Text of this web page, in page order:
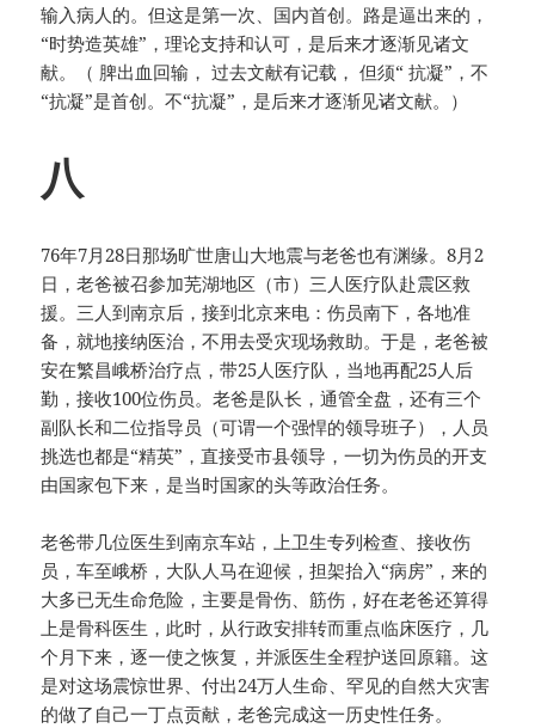
输入病人的。但这是第一次、国内首创。路是逼出来的，
“时势造英雄”，理论支持和认可，是后来才逐渐见诸文
献。（ 脾出血回输， 过去文献有记载， 但须“ 抗凝”，不
“抗凝”是首创。不“抗凝”，是后来才逐渐见诸文献。）
八
76年7月28日那场旷世唐山大地震与老爸也有渊缘。8月2
日，老爸被召参加芜湖地区（市）三人医疗队赴震区救
援。三人到南京后，接到北京来电：伤员南下，各地准
备，就地接纳医治，不用去受灾现场救助。于是，老爸被
安在繁昌峨桥治疗点，带25人医疗队，当地再配25人后
勤，接收100位伤员。老爸是队长，通管全盘，还有三个
副队长和二位指导员（可谓一个强悍的领导班子），人员
挑选也都是“精英”，直接受市县领导，一切为伤员的开支
由国家包下来，是当时国家的头等政治任务。
老爸带几位医生到南京车站，上卫生专列检查、接收伤
员，车至峨桥，大队人马在迎候，担架抬入“病房”，来的
大多已无生命危险，主要是骨伤、筋伤，好在老爸还算得
上是骨科医生，此时，从行政安排转而重点临床医疗，几
个月下来，逐一使之恢复，并派医生全程护送回原籍。这
是对这场震惊世界、付出24万人生命、罕见的自然大灾害
的做了自己一丁点贡献，老爸完成这一历史性任务。